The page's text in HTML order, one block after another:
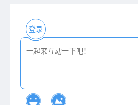
登录